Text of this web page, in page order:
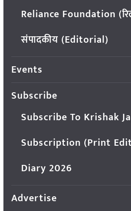
Reliance Foundation
संपादकीय (Editorial)
Events
Subscribe
Subscribe To Krishak
Subscription (Print
Diary 2026
Advertise